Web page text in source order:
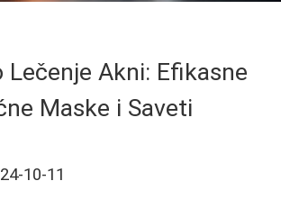
Lečenje Akni: Efikasne
Maske i Saveti
10-11